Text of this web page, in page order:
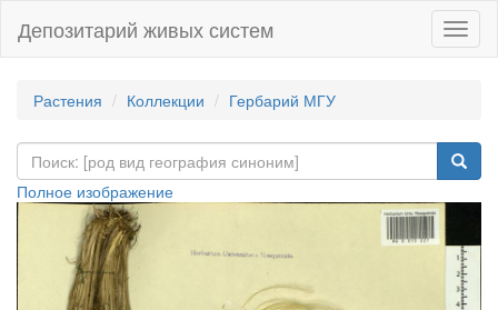
Депозитарий живых систем
Растения Коллекции Гербарий МГУ
Полное изображение